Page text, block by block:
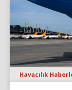
Havacılık